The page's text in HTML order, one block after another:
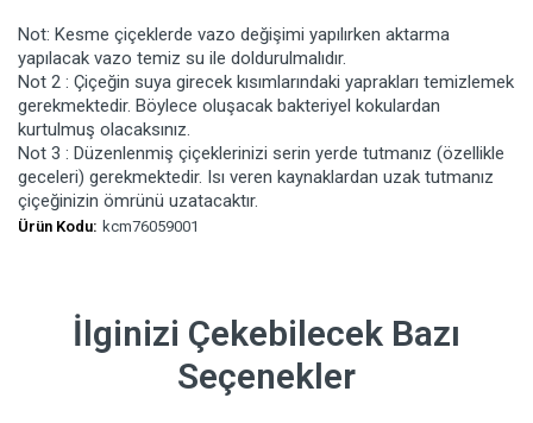
Not: Kesme çiçeklerde vazo değişimi yapılırken aktarma
yapılacak vazo temiz su ile doldurulmalıdır.
Not 2 : Çiçeğin suya girecek kısımlarındaki yaprakları temizlemek
gerekmektedir. Böylece oluşacak bakteriyel kokulardan
kurtulmuş olacaksınız.
Not 3 : Düzenlenmiş çiçeklerinizi serin yerde tutmanız (özellikle
geceleri) gerekmektedir. Isı veren kaynaklardan uzak tutmanız
çiçeğinizin ömrünü uzatacaktır.
Ürün Kodu: kcm76059001
İlginizi Çekebilecek Bazı
Seçenekler